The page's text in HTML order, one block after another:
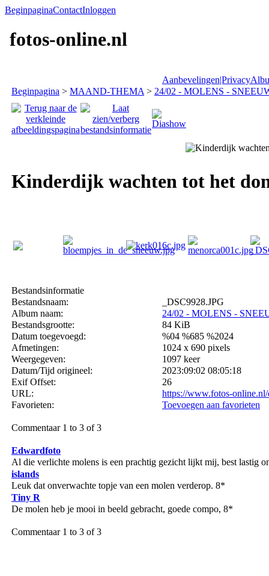
BeginpaginaContactInloggen
fotos-online.nl
Aanbevelingen|Privacy
Beginpagina > MAAND-THEMA > 24/02 - MOLENS -
Kinderdijk wachten tot het
Bestandsinformatie
Bestandsnaam:
_DSC9928.JPG
Album naam:
24/02 - MOLENS -
Bestandsgrootte:
84 KiB
Datum toegevoegd:
%04 %685 %2024
Afmetingen:
1024 x 690 pixels
Weergegeven:
1097 keer
Datum/Tijd origineel:
2023:09:02 08:05:18
Exif Offset:
26
URL:
https://www.fotos-
Favorieten:
Toevoegen aan favorieten
Commentaar 1 to 3 of 3
Edwardfoto
Al die verlichte molens is een prachtig gezicht lijkt mij, best lastig
islands
Leuk dat onverwachte topje van een molen verderop. 8*
Tiny R
De molen heb je mooi in beeld gebracht, goede compo, 8*
Commentaar 1 to 3 of 3